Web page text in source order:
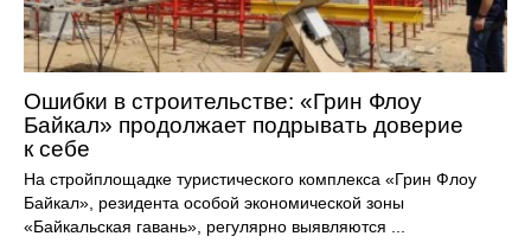
Ошибки в строительстве: «Грин Флоу
Байкал» продолжает подрывать доверие
к себе
На стройплощадке туристического комплекса «Грин Флоу
Байкал», резидента особой экономической зоны
«Байкальская гавань», регулярно выявляются ...